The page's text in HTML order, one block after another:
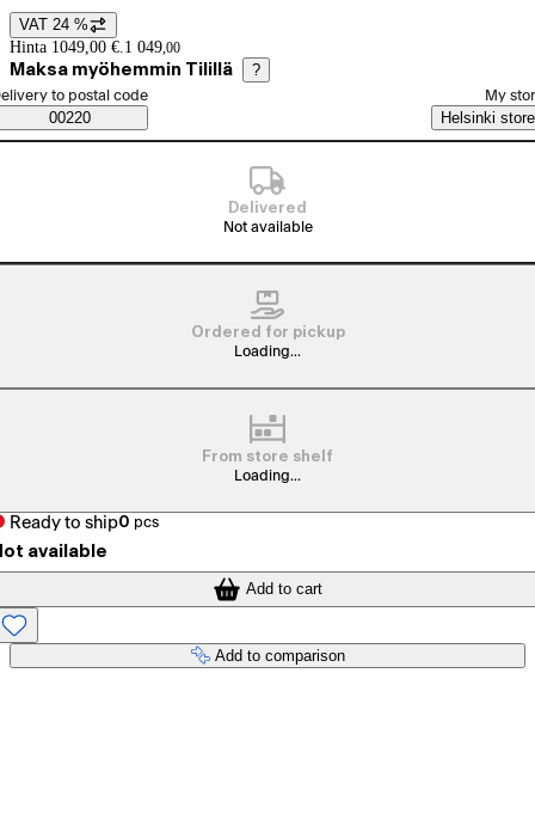
Price details
VAT 24 %
Hinta 1049,00 €. 1 049,00
Maksa myöhemmin Tilillä ?
Saatavuustiedot
order method
to postal code
00220
My
Helsinki store
Delivered
Not available
Ordered for pickup
Loading...
From store shelf
Loading...
Ready to ship0 pcs
available
Add to cart
Add to comparison